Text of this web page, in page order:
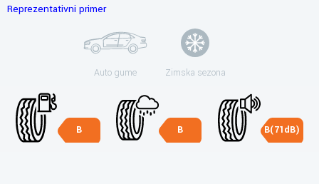
Reprezentativni primer
Auto gume Zimska sezona
B B B(71dB)